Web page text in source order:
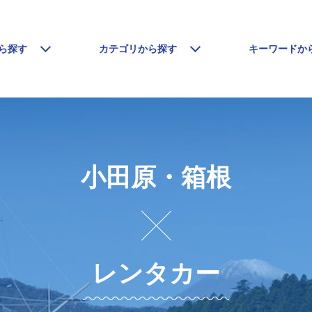
探す カテゴリから探す キーワードか
小田原・箱根
レンタカー